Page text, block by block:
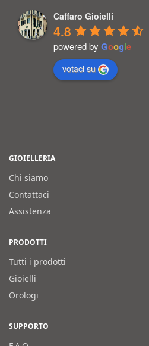
Caffaro Gioielli
4.8
powered by Google
votaci su
GIOIELLERIA
Chi siamo
Contattaci
Assistenza
PRODOTTI
Tutti i prodotti
Gioielli
Orologi
SUPPORTO